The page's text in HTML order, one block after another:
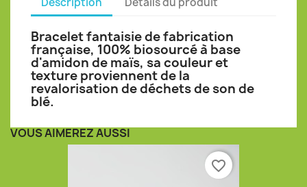
Bracelet fantaisie de fabrication
française, 100% biosourcé à base
d'amidon de maïs, sa couleur et
texture proviennent de la
revalorisation de déchets de son de
blé.
VOUS AIMEREZ AUSSI
favorite_border